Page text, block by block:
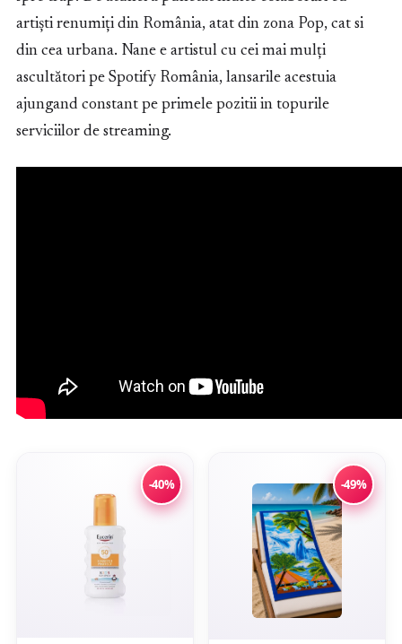
artiști renumiți din România, atat din zona Pop, cat si
din cea urbana. Nane e artistul cu cei mai mulți
ascultători pe Spotify România, lansarile acestuia
ajungand constant pe primele pozitii in topurile
serviciilor de streaming.
-40% -49%